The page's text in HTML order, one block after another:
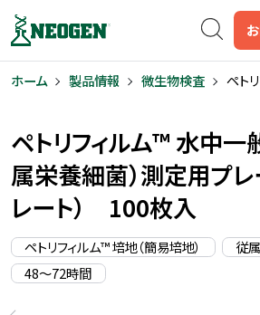
キ
ホーム 製品情報 微生物検査 ペト
ペトリフィルム™ 水中一
属栄養細菌）測定用プレ
レート） 100枚入
ペトリフィルム™ 培地（簡易培地） 従
48〜72時間